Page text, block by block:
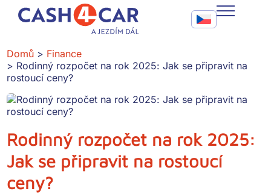
Rodinný rozpočet na rok 2025: Jak se připravit na rostoucí
CASH4CAR
FAQ
BLOG
SLUŽBY
KONTAKT
Call To Action
Domů
Finance
Rodinný rozpočet na rok 2025: Jak se připravit na
rostoucí ceny?
Rodinný rozpočet na rok 2025:
Jak se připravit na rostoucí
ceny?